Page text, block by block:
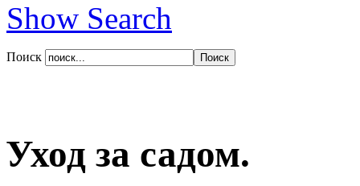
Show Search
Поиск
Уход за садом.